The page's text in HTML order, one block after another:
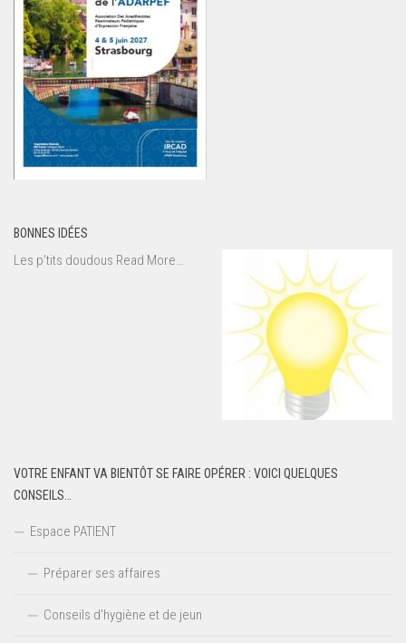
BONNES IDÉES
Les p’tits doudous Read More…
VOTRE ENFANT VA BIENTÔT SE FAIRE OPÉRER : VOICI QUELQUES
CONSEILS…
Espace PATIENT
Préparer ses affaires
Conseils d’hygiène et de jeun